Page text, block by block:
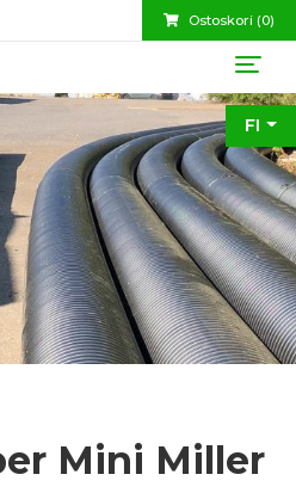
Ostoskori (0)
FI
Mini Miller